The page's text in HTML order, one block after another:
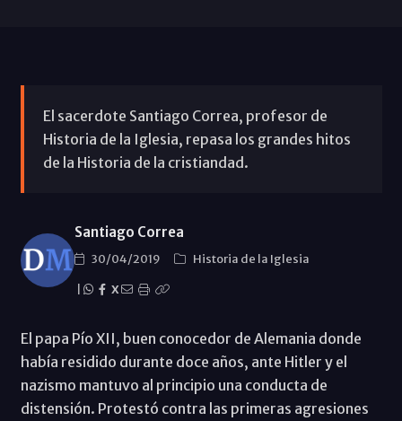
El sacerdote Santiago Correa, profesor de
Historia de la Iglesia, repasa los grandes hitos
de la Historia de la cristiandad.
Santiago Correa
30/04/2019
Historia de la Iglesia
X
El papa Pío XII, buen conocedor de Alemania donde
había residido durante doce años, ante Hitler y el
nazismo mantuvo al principio una conducta de
distensión. Protestó contra las primeras agresiones